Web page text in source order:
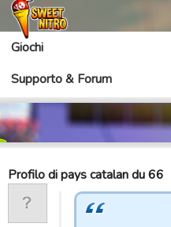
Giochi
Supporto & Forum
Profilo di pays catalan du 66